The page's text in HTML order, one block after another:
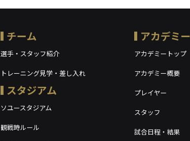
チーム
選手・スタッフ紹介
トレーニング見学・差し入れ
スタジアム
ソユースタジアム
観戦時ルール
アカデミ
アカデミートップ
アカデミー概要
プレイヤー
スタッフ
試合日程・結果